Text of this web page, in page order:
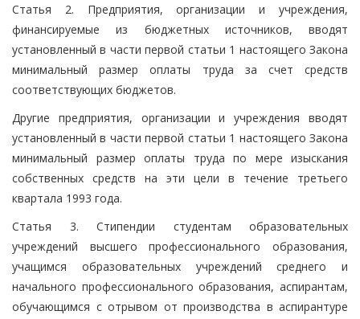
Статья 2. Предприятия, организации и учреждения,
финансируемые из бюджетных источников, вводят
установленный в части первой статьи 1 настоящего Закона
минимальный размер оплаты труда за счет средств
соответствующих бюджетов.
Другие предприятия, организации и учреждения вводят
установленный в части первой статьи 1 настоящего Закона
минимальный размер оплаты труда по мере изыскания
собственных средств на эти цели в течение третьего
квартала 1993 года.
Статья 3. Стипендии студентам образовательных
учреждений высшего профессионального образования,
учащимся образовательных учреждений среднего и
начального профессионального образования, аспирантам,
обучающимся с отрывом от производства в аспирантуре